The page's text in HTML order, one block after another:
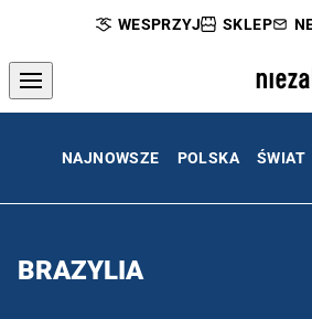
WESPRZYJ SKLEP
NAJNOWSZE POLSKA ŚWIAT
BRAZYLIA